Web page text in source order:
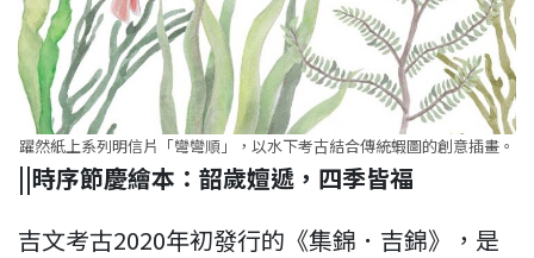
躍然紙上系列明信片「彎彎順」，以水下考古結合傳統蝦圖的創意插畫。
||時序節慶繪本：韶歲嬗遞，四季皆福
吉文考古2020年初發行的《集錦．吉錦》，是